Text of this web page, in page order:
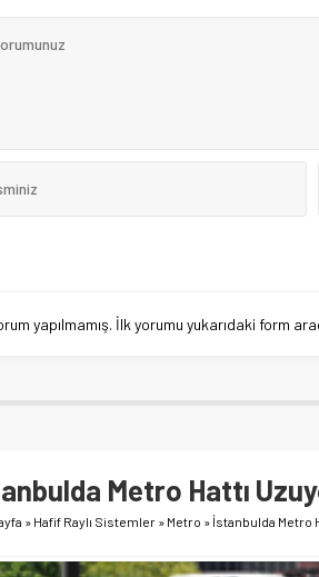
yapılmamış. İlk yorumu yukarıdaki form
Metro Hattı
» Hafif Raylı Sistemler » Metro » İstanbulda Metro